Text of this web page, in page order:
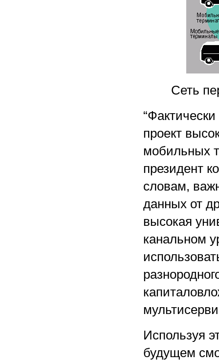
Сеть
проект
мобильных
президент
словам,
данных от
высокая
канальном
Используя
будущем